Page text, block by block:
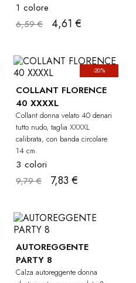
1 colore
6,59 €
4,61 €
-20%
COLLANT FLORENCE
40 XXXXL
Collant donna velato 40 denari
tutto nudo, taglia XXXXL
calibrata, con banda circolare
14 cm.
3 colori
9,79 €
7,83 €
AUTOREGGENTE
PARTY 8
Calza autoreggente donna